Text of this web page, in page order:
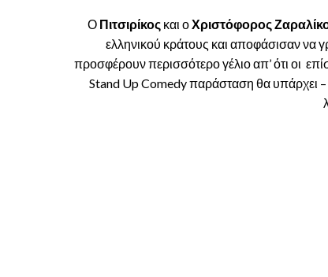
Ο Πιτσιρίκοςκαι οΧριστόφορος
ελληνικού κράτους και αποφάσισαν να
προσφέρουν περισσότερο γέλιο απ’ ότι οι
Stand Up Comedy παράσταση θα υπάρχει –